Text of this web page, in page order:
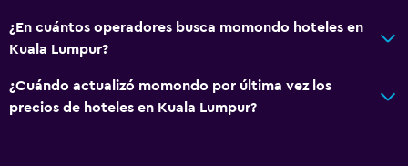
Tetera eléctrica
Tetera/cafetera
¿En cuántos operadores busca momondo hoteles en
Kuala Lumpur?
¿Cuándo actualizó momondo por última vez los
precios de hoteles en Kuala Lumpur?